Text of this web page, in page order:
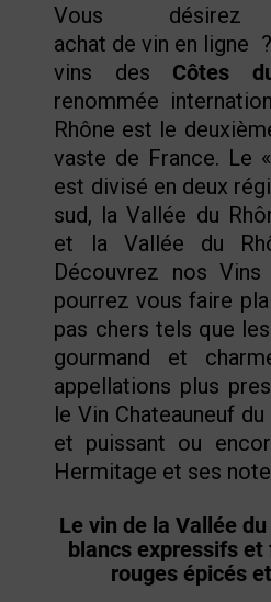
Vous
achat de vin en ligne
vins des Côtes
renommée
Rhône est le
vaste de France. Le
est divisé en deux
sud, la Vallée du
et la Vallée du
Découvrez nos
pourrez vous faire
pas chers tels que
gourmand et
appellations plus
le Vin Chateauneuf
et puissant ou
Hermitage et ses
Le vin de la Vallée
blancs expressifs
rouges épicés